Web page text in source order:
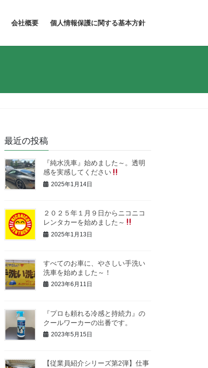
会社概要 個人情報保護に関する基本方針
最近の投稿
『純水洗車』始めました～。透明
感を実感してください
2025年1月14日
２０２５年１月９日からニコニコ
レンタカーを始めました～
2025年1月13日
すべてのお車に、やさしい手洗い
洗車を始めました～！
2023年6月11日
『プロも頼れる冷感と持続力』の
クールワーカーの出番です。
2023年5月15日
【従業員紹介シリーズ第2弾】仕事